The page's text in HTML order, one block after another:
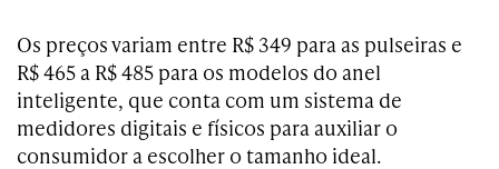
Os preços variam entre R$ 349 para as pulseiras e
R$ 465 a R$ 485 para os modelos do anel
inteligente, que conta com um sistema de
medidores digitais e físicos para auxiliar o
consumidor a escolher o tamanho ideal.